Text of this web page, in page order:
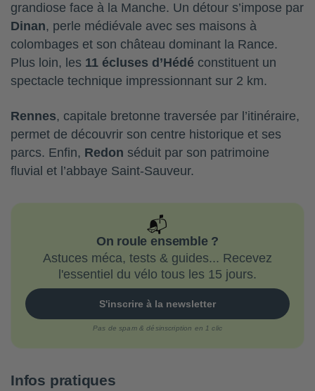
grandiose face à la Manche. Un détour s’impose par
Dinan, perle médiévale avec ses maisons à
colombages et son château dominant la Rance.
Plus loin, les 11 écluses d’Hédé constituent un
spectacle technique impressionnant sur 2 km.
Rennes, capitale bretonne traversée par l’itinéraire,
permet de découvrir son centre historique et ses
parcs. Enfin, Redon séduit par son patrimoine
fluvial et l’abbaye Saint-Sauveur.
📬
On roule ensemble ?
Astuces méca, tests & guides... Recevez
l'essentiel du vélo tous les 15 jours.
S'inscrire à la newsletter
Pas de spam & désinscription en 1 clic
Infos pratiques